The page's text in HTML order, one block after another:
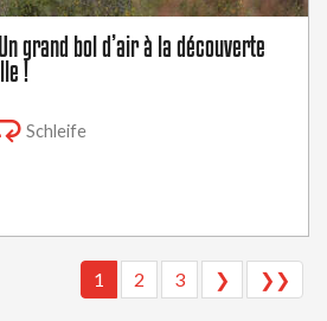
grand bol d’air à la découverte
!
Schleife
1 2 3 ❯ ❯❯